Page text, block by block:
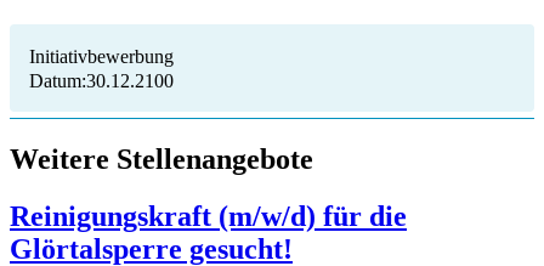
Initiativbewerbung
30.12.2100
Weitere Stellenangebote
Reinigungskraft (m/w/d) für die
Glörtalsperre gesucht!